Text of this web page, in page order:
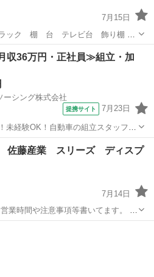
7月15日
ク 棚 台 テレビ台 飾り棚 杉
す。 ワトコオイルのナチュラルで塗
いことを気になさらない方でお願い致します。
収納家具 無垢
収36万円・正社員≫組立・加
ーシング株式会社
提携サイト 7月23日
未経験OK！自動車の組立スタッフ
、車内外の各部品・ハンドル・足回
その他
佐藤産業 スリーズ ディスプ
7月14日
業時間や注意事項等書いてます。 ・
希望の日にちと時間を○日○時と明記